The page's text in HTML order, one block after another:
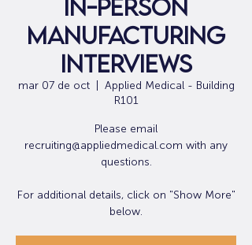
In-Person
Manufacturing
Interviews
mar 07 de oct
  |
Applied Medical - Building
R101
Please email
recruiting@appliedmedical.com with any
questions.
For additional details, click on "Show More"
below.